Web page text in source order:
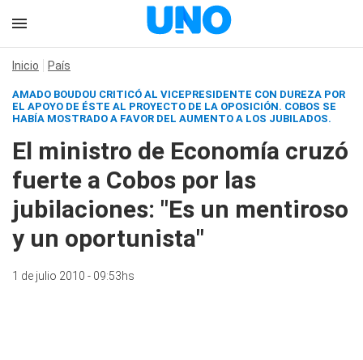
Inicio País
AMADO BOUDOU CRITICÓ AL VICEPRESIDENTE CON DUREZA POR
EL APOYO DE ÉSTE AL PROYECTO DE LA OPOSICIÓN. COBOS SE
HABÍA MOSTRADO A FAVOR DEL AUMENTO A LOS JUBILADOS.
El ministro de Economía cruzó
fuerte a Cobos por las
jubilaciones: "Es un mentiroso
y un oportunista"
1 de julio 2010 - 09:53hs